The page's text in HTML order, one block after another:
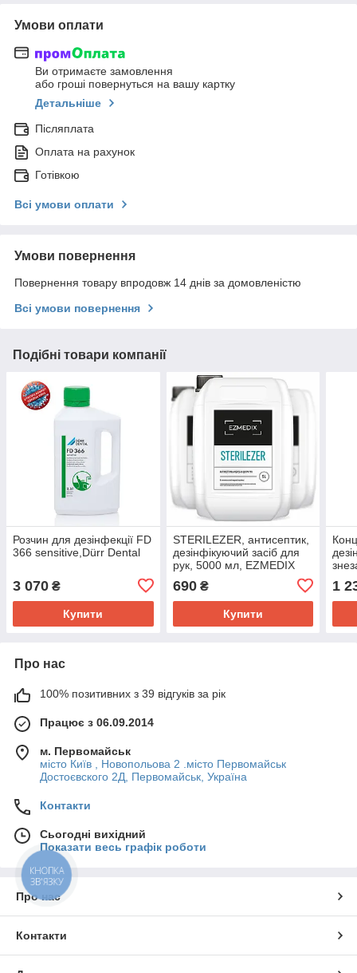
Умови оплати
Ви отримаєте замовлення
або гроші повернуться на вашу картку
Детальніше
Післяплата
Оплата на рахунок
Готівкою
Всі умови оплати
Умови повернення
Повернення товару впродовж 14 днів за домовленістю
Всі умови повернення
Подібні товари компанії
Розчин для дезінфекції FD
366 sensitive,Dürr Dental
3 070 ₴
Купити
STERILEZER, антисептик,
дезінфікуючий засіб для
рук, 5000 мл, EZMEDIX
690₴
Купити
HF
1
Про нас
100% позитивних з 39 відгуків за рік
Працює з 06.09.2014
м. Первомайськ
місто Київ , Новопольова 2 .місто Первомайськ
Достоєвского 2Д, Первомайськ, Україна
Контакти
Сьогодні вихідний
Показати весь графік роботи
Про нас
Контакти
КНОПКА
ЗВ'ЯЗКУ